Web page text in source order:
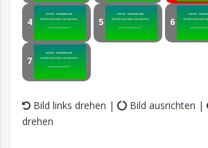
4 5 6
7
Bild links drehen | Bild ausrichten |
drehen